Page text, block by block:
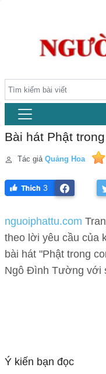
Bài hát Phật
Tác giả Quảng Hoa
3
nguoiphattu.com
theo lời yêu cầu của
bài hát "Phật trong
Ngô Đình Tường với
Ý kiến bạn đọc